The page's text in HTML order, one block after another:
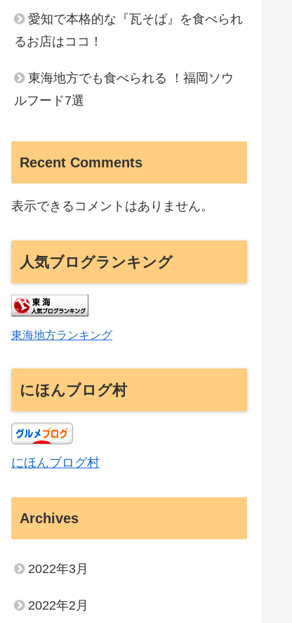
愛知で本格的な『瓦そば』を食べられ
るお店はココ！
東海地方でも食べられる ！福岡ソウ
ルフード7選
Recent Comments
表示できるコメントはありません。
人気ブログランキング
東海地方ランキング
にほんブログ村
にほんブログ村
Archives
2022年3月
2022年2月